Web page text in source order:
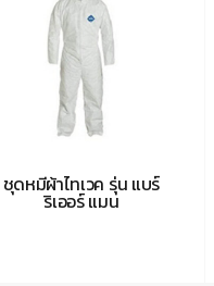
ชุดหมีผ้าไทเวค รุ่น แบร์
ริเออร์ แมน